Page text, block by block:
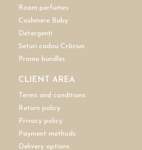
Room perfumes
Cashmere Baby
Detergenți
Seturi cadou Crăciun
Promo bundles
CLIENT AREA
Terms and conditions
Return policy
Privacy policy
Payment methods
Delivery options